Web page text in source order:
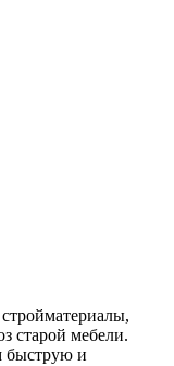
старой мебели.
быструю и